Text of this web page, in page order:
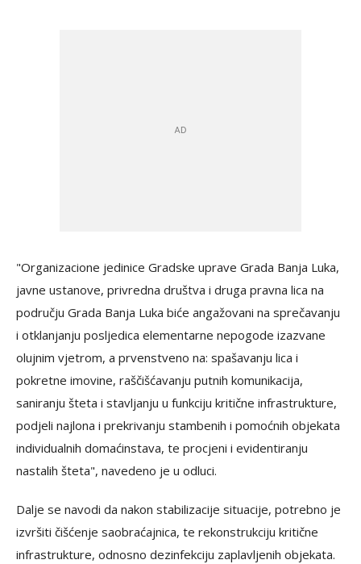
"Organizacione jedinice Gradske uprave Grada Banja Luka,
javne ustanove, privredna društva i druga pravna lica na
području Grada Banja Luka biće angažovani na sprečavanju
i otklanjanju posljedica elementarne nepogode izazvane
olujnim vjetrom, a prvenstveno na: spašavanju lica i
pokretne imovine, raščišćavanju putnih komunikacija,
saniranju šteta i stavljanju u funkciju kritične infrastrukture,
podjeli najlona i prekrivanju stambenih i pomoćnih objekata
individualnih domaćinstava, te procjeni i evidentiranju
nastalih šteta", navedeno je u odluci.
Dalje se navodi da nakon stabilizacije situacije, potrebno je
izvršiti čišćenje saobraćajnica, te rekonstrukciju kritične
infrastrukture, odnosno dezinfekciju zaplavljenih objekata.